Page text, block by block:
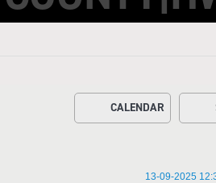
CALENDAR
13-09-2025